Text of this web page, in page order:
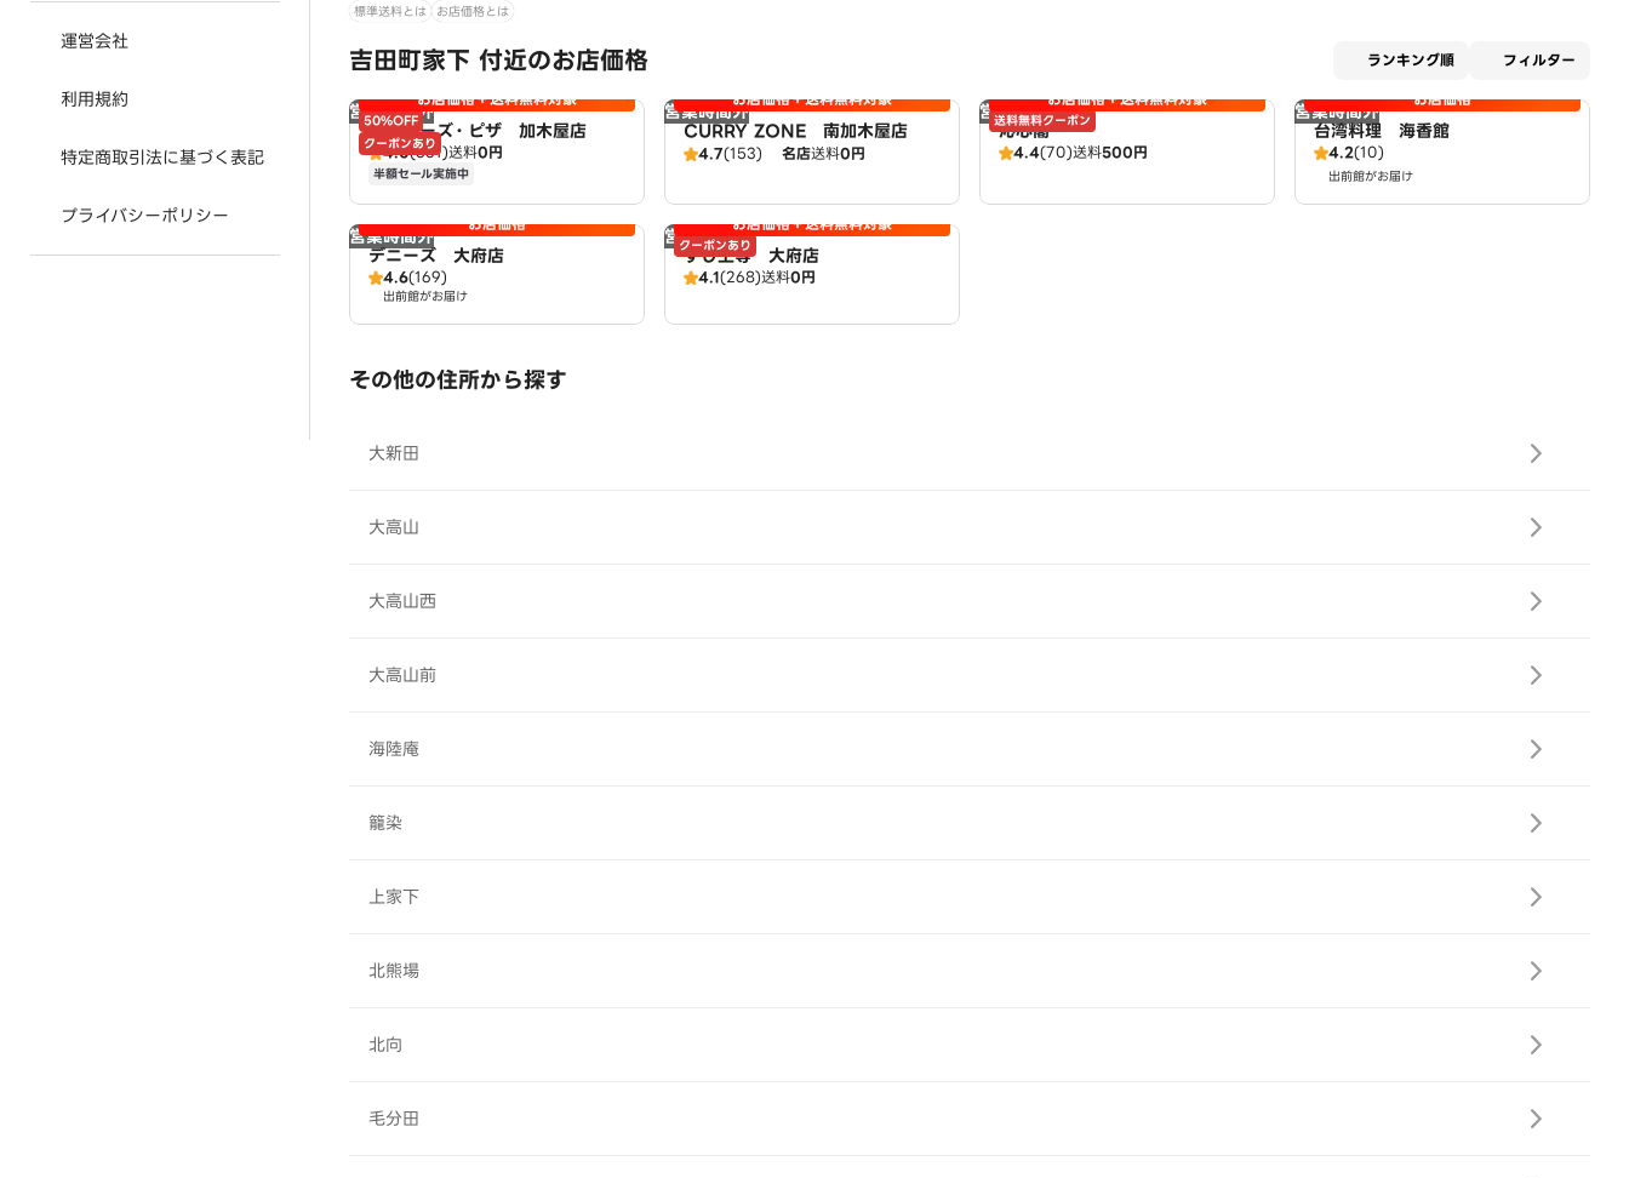
運営会社
利用規約
特定商取引法に基づく表記
プライバシーポリシー
標準送料とは お店価格とは
吉田町家下 付近のお店価格 ランキング順 フィルター
営業時間外
50%OFF
クーポンあり
お店価格＋送料無料対象
アオキーズ・ピザ 加木屋店
4.0(361)送料0円
半額セール実施中
営業時間外お店価格＋送料無料対象
CURRY ZONE 南加木屋店
4.7(153) 名店送料0円
営業時間外
送料無料クーポン
お店価格＋送料無料対象
沁心閣
4.4(70)送料500円
営業時間外 お店価格
台湾料理 海香館
4.2(10)
出前館がお届け
営業時間外 お店価格
デニーズ 大府店
4.6(169)
出前館がお届け
営業時間外
クーポンあり
お店価格＋送料無料対象
すし上等 大府店
4.1(268)送料0円
その他の住所から探す
大新田
大高山
大高山西
大高山前
海陸庵
籠染
上家下
北熊場
北向
毛分田